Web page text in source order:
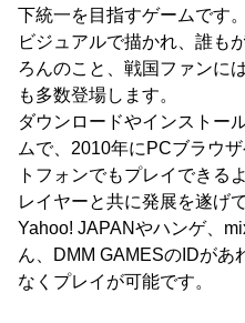
下統一を目指すゲームです
ビジュアルで描かれ、誰も
ろんのこと、戦国ファンに
も多数登場します。
ダウンロードやインストー
ムで、2010年にPCブラウ
トフォンでもプレイできる
レイヤーと共に発展を遂げ
Yahoo! JAPANやハンゲ、
ん、DMM GAMESのIDがあ
なくプレイが可能です。